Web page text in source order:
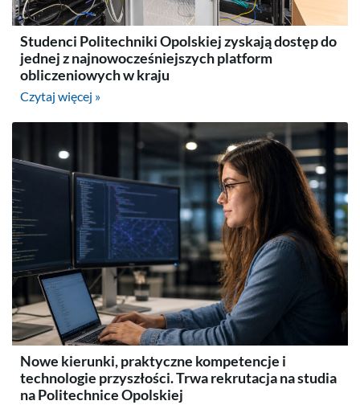
Studenci Politechniki Opolskiej zyskają dostęp do
jednej z najnowocześniejszych platform
obliczeniowych w kraju
Czytaj więcej »
Nowe kierunki, praktyczne kompetencje i
technologie przyszłości. Trwa rekrutacja na studia
na Politechnice Opolskiej